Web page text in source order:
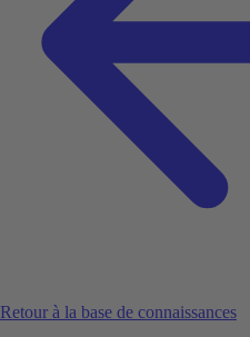
Retour à la base de connaissances